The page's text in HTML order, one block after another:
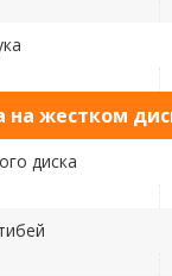
на жестком
диска